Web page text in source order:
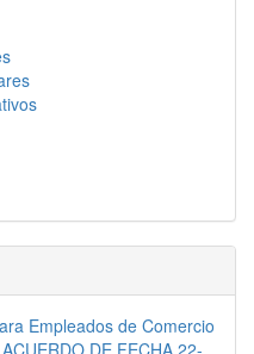
Empleados de Comercio